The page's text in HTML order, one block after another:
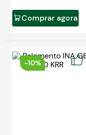
Comprar agora
-10%